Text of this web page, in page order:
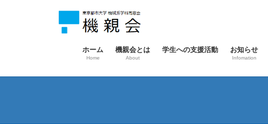
ス
ン
ホーム
Home
機親会とは
About
学生への支援活動 お知らせ
Infomation